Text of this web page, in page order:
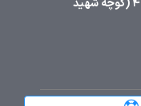
البرز، نظرآباد، الغدیر جنوبی، کوچه غدیر 4 (کوچه شهید